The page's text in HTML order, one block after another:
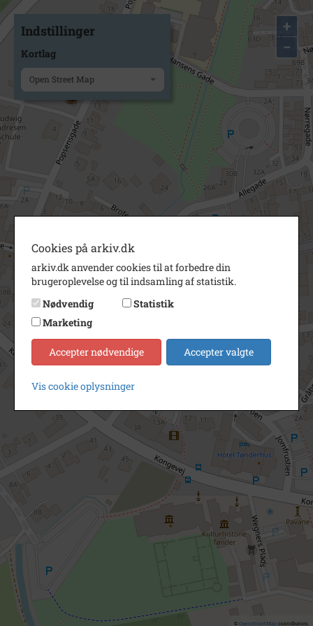
+
−
© OpenStreetMapcontributors.
Indstillinger
Kortlag
Open Street Map
Cookies på arkiv.dk
arkiv.dk anvender cookies til at forbedre din
brugeroplevelse og til indsamling af statistik.
Nødvendig
Statistik
Marketing
Accepter nødvendige Accepter valgte
Vis cookie oplysninger